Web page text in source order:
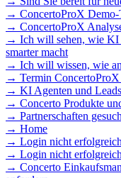
→ ConcertoProX Demo-
→ ConcertoProX
→ Ich will sehen, wie KI
smarter macht
→ Ich will wissen, wie
→ Termin ConcertoProX
→ KI Agenten und
→ Concerto Produkte
→ Partnerschaften
→ Home
→ Login nicht erfolgreich
→ Login nicht
→ Concerto